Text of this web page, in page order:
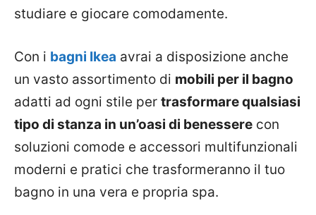
studiare e giocare comodamente.
Con i bagni Ikea avrai a disposizione anche
un vasto assortimento di mobili per il bagno
adatti ad ogni stile per trasformare qualsiasi
tipo di stanza in un’oasi di benessere con
soluzioni comode e accessori multifunzionali
moderni e pratici che trasformeranno il tuo
bagno in una vera e propria spa.